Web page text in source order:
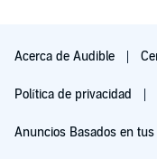
Acerca de Audible
Política de privacidad
Anuncios Basados en